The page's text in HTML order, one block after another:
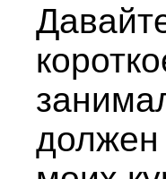
должен